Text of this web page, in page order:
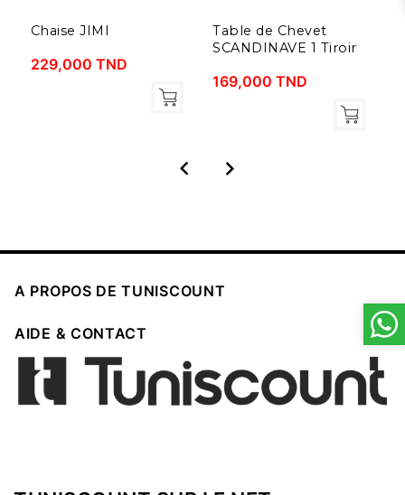
Chaise JIMI
229,000 TND
Table de Chevet
SCANDINAVE 1 Tiroir
169,000 TND
 
A PROPOS DE TUNISCOUNT
AIDE & CONTACT 